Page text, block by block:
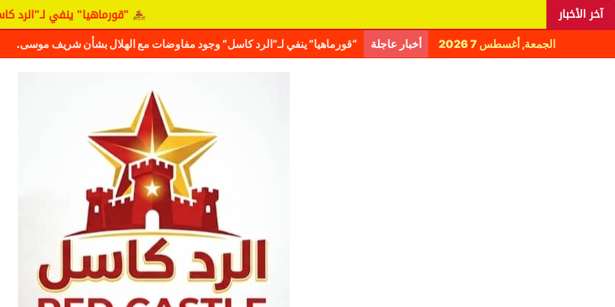
آخر الأخبار "قورماهيا" ينفي لـ"الرد كاسل" وجود
الجمعة, أغسطس 7 2026 أخبار عاجلة اليانغا يكشف حقيقة مفاوضات نجم المريخ